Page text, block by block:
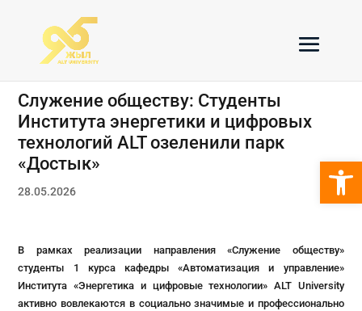
Служение обществу: Студенты
Института энергетики и цифровых
технологий ALT озеленили парк
«Достык»
28.05.2026
В рамках реализации направления «Служение обществу»
студенты 1 курса кафедры «Автоматизация и управление»
Института «Энергетика и цифровые технологии» ALT University
активно вовлекаются в социально значимые и профессионально